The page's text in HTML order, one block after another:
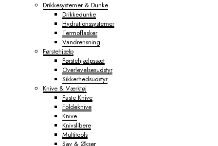
Drikkesystemer & Dunke
Drikkedunke
Hydrationssystemer
Termoflasker
Vandrensning
Førstehjælp
Førstehjælpssæt
Overlevelsesudstyr
Sikkerhedsudstyr
Knive & Værktøj
Faste Knive
Foldeknive
Knive
Knivslibere
Multitools
Sav & Økser